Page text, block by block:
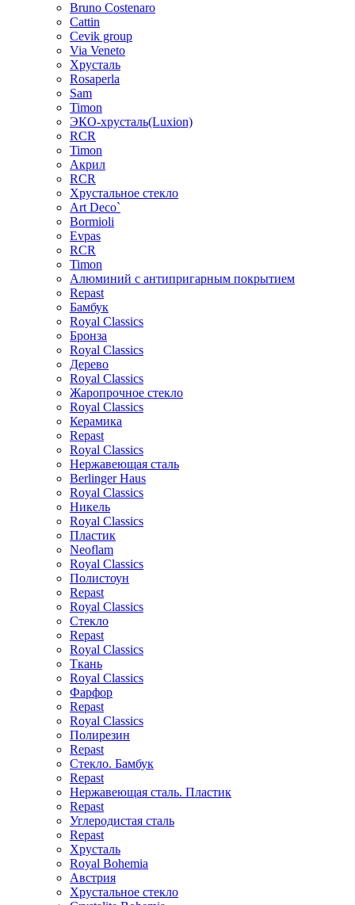
Bruno Costenaro
Cattin
Cevik group
Via Veneto
Хрусталь
Rosaperla
Sam
Timon
ЭКО-хрусталь(Luxion)
RCR
Timon
Акрил
RCR
Хрустальное стекло
Art Deco`
Bormioli
Evpas
RCR
Timon
Алюминий с антипригарным покрытием
Repast
Бамбук
Royal Classics
Бронза
Royal Classics
Дерево
Royal Classics
Жаропрочное стекло
Royal Classics
Керамика
Repast
Royal Classics
Нержавеющая сталь
Berlinger Haus
Royal Classics
Никель
Royal Classics
Пластик
Neoflam
Royal Classics
Полистоун
Repast
Royal Classics
Стекло
Repast
Royal Classics
Ткань
Royal Classics
Фарфор
Repast
Royal Classics
Полирезин
Repast
Стекло. Бамбук
Repast
Нержавеющая сталь. Пластик
Repast
Углеродистая сталь
Repast
Хрусталь
Royal Bohemia
Австрия
Хрустальное стекло